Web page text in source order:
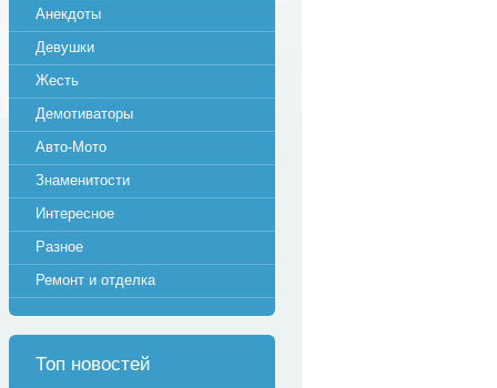
Анекдоты
Девушки
Жесть
Демотиваторы
Авто-Мото
Знаменитости
Интересное
Разное
Ремонт и отделка
Топ новостей